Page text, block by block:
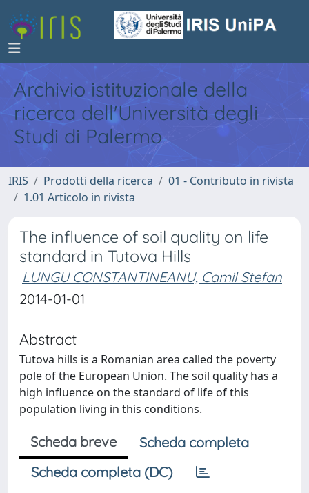
Archivio istituzionale della
ricerca dell'Università degli
Studi di Palermo
IRIS Prodotti della ricerca
01 - Contributo in rivista
1.01 Articolo in rivista
The influence of soil quality on life
standard in Tutova Hills
LUNGU CONSTANTINEANU, Camil Stefan
2014-01-01
Abstract
Tutova hills is a Romanian area called the poverty
pole of the European Union. The soil quality has a
high influence on the standard of life of this
population living in this conditions.
Scheda breve
Scheda completa
Scheda completa (DC)